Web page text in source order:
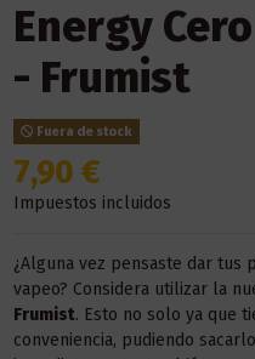
Energy
- Frumist
Fuera de stock
7,90 €
Impuestos incluidos
¿Alguna vez pensaste dar
vapeo? Considera utilizar la
Frumist. Esto no solo ya que
conveniencia, pudiendo